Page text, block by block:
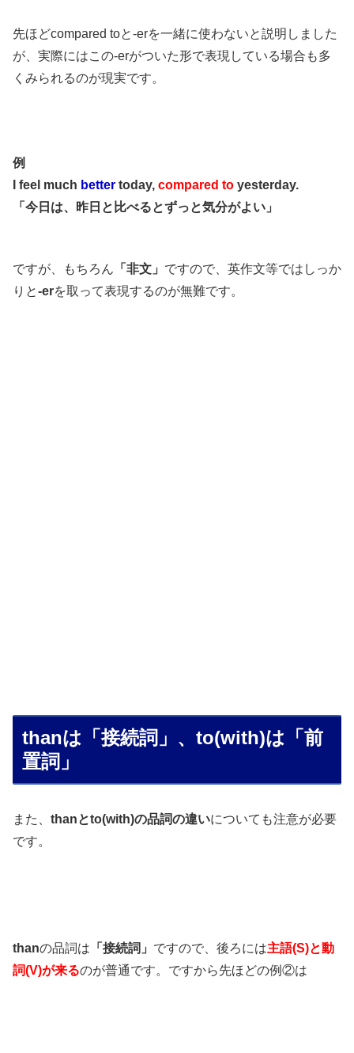
先ほどcompared toと-erを一緒に使わないと説明しました
が、実際にはこの-erがついた形で表現している場合も多
くみられるのが現実です。
例
I feel much better today, compared to yesterday.
「今日は、昨日と比べるとずっと気分がよい」
ですが、もちろん 「非文」 ですので、英作文等ではしっか
りと-erを取って表現するのが無難です。
thanは「接続詞」、to(with)は「前
置詞」
また、 thanとto(with)の品詞の違いについても注意が必要
です。
thanの品詞は 「接続詞」 ですので、後ろには主語(S)と動
詞(V)が来るのが普通です。ですから先ほどの例②は